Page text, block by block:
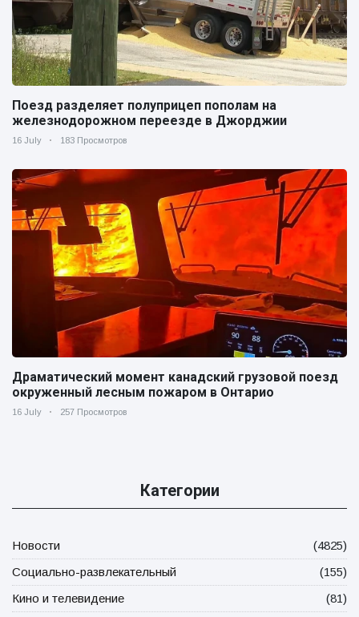
Поезд разделяет полуприцеп пополам на
железнодорожном переезде в Джорджии
16 July 183 Просмотров
Драматический момент канадский грузовой поезд
окруженный лесным пожаром в Онтарио
16 July 257 Просмотров
Категории
Новости
(4825)
Социально-развлекательный
(155)
Кино и телевидение
(81)